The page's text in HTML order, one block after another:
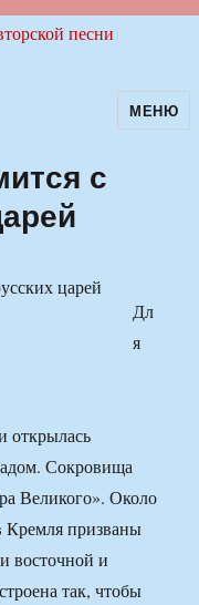
авторскойМЕНЮ
с
Дл
я
открылась
Сокровища
Великого». Около
Кремля призваны
восточной и
так, чтобы